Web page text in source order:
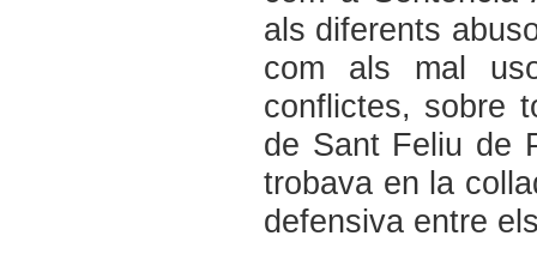
als diferents
com als mal
conflictes, sobre
de Sant Feliu de
trobava en la
defensiva entre